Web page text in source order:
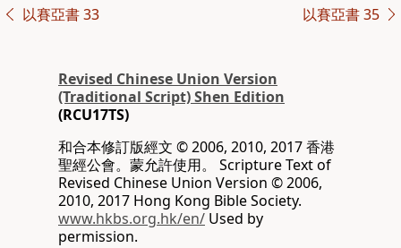
以賽亞書 33 以賽亞書 35
Revised Chinese Union Version
(Traditional Script) Shen Edition
(RCU17TS)
和合本修訂版經文 © 2006, 2010, 2017 香港
聖經公會。蒙允許使用。 Scripture Text of
Revised Chinese Union Version © 2006,
2010, 2017 Hong Kong Bible Society.
www.hkbs.org.hk/en/ Used by
permission.